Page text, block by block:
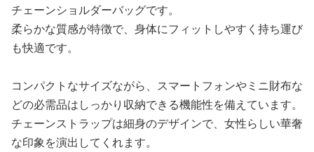
チェーンショルダーバッグです。
柔らかな質感が特徴で、身体にフィットしやすく持ち運び
も快適です。
コンパクトなサイズながら、スマートフォンやミニ財布な
どの必需品はしっかり収納できる機能性を備えています。
チェーンストラップは細身のデザインで、女性らしい華奢
な印象を演出してくれます。